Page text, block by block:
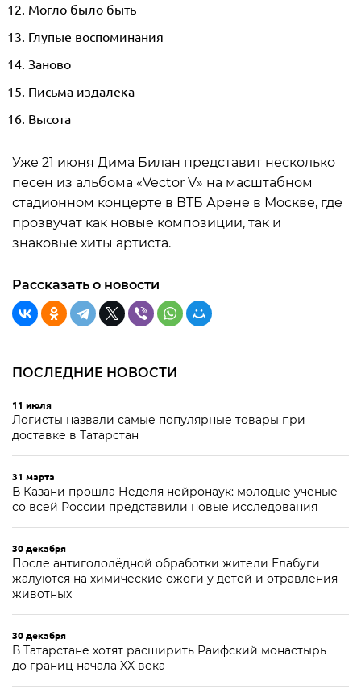
Могло было быть
Глупые воспоминания
Заново
Письма издалека
Высота
Уже 21 июня Дима Билан представит несколько
песен из альбома «Vector V» на масштабном
стадионном концерте в ВТБ Арене в Москве, где
прозвучат как новые композиции, так и
знаковые хиты артиста.
Рассказать о новости
ПОСЛЕДНИЕ НОВОСТИ
11 июля
Логисты назвали самые популярные товары при
доставке в Татарстан
31 марта
В Казани прошла Неделя нейронаук: молодые ученые
со всей России представили новые исследования
30 декабря
После антигололёдной обработки жители Елабуги
жалуются на химические ожоги у детей и отравления
животных
30 декабря
В Татарстане хотят расширить Раифский монастырь
до границ начала XX века